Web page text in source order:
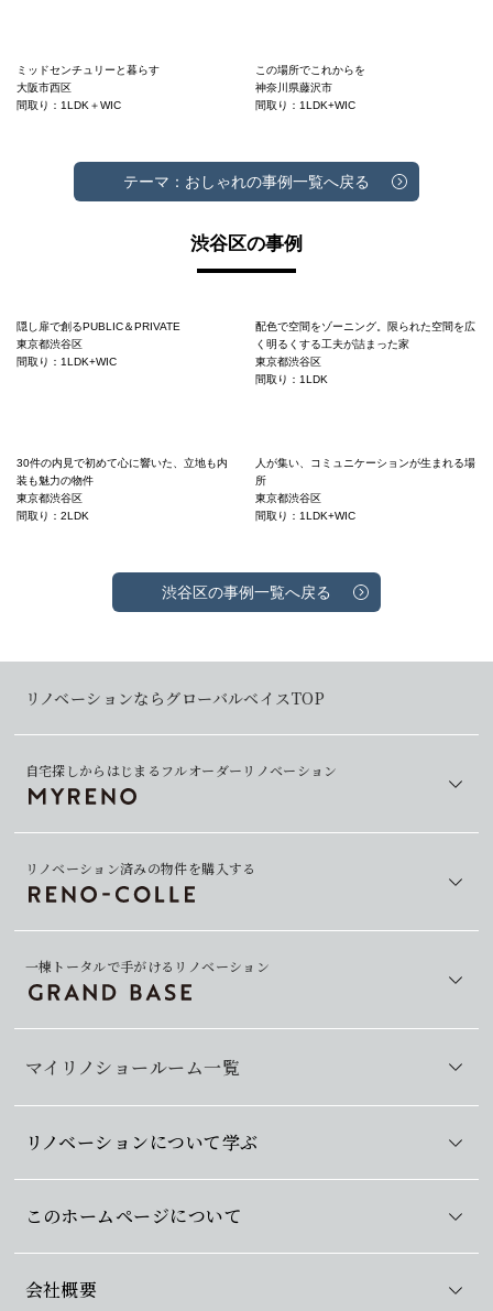
ミッドセンチュリーと暮らす
大阪市西区
間取り：1LDK＋WIC
この場所でこれからを
神奈川県藤沢市
間取り：1LDK+WIC
テーマ：おしゃれの事例一覧へ戻る
渋谷区の事例
隠し扉で創るPUBLIC＆PRIVATE
東京都渋谷区
間取り：1LDK+WIC
配色で空間をゾーニング。限られた空間を広
く明るくする工夫が詰まった家
東京都渋谷区
間取り：1LDK
30件の内見で初めて心に響いた、立地も内
装も魅力の物件
東京都渋谷区
間取り：2LDK
人が集い、コミュニケーションが生まれる場
所
東京都渋谷区
間取り：1LDK+WIC
渋谷区の事例一覧へ戻る
リノベーションならグローバルベイスTOP
自宅探しからはじまるフルオーダーリノベーション
マイリノショールーム一覧
リノベーション済みの物件を購入する
一棟トータルで手がけるリノベーション
リノベーションについて学ぶ
このホームページについて
会社概要